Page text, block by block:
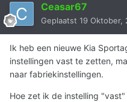
Ceasar67
Geplaatst 19 Oktober,
Ik heb een nieuwe Kia
instellingen vast te zetten,
naar fabriekinstellingen.
Hoe zet ik de instelling